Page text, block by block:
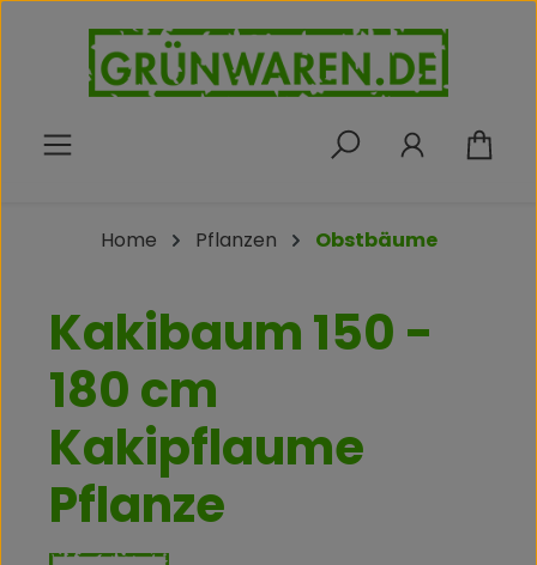
Zum Hauptinhalt springen
Home Pflanzen Obstbäume
Kakibaum 150 -
180 cm
Kakipflaume
Pflanze